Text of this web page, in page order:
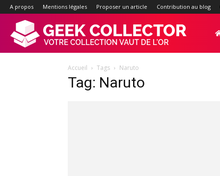
A propos Mentions légales Proposer un article Contribution au blog
Accueil Tags Naruto
Tag: Naruto